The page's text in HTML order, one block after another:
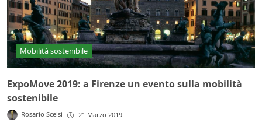
Mobilità sostenibile
ExpoMove 2019: a Firenze un evento sulla mobilità
sostenibile
Rosario Scelsi 21 Marzo 2019